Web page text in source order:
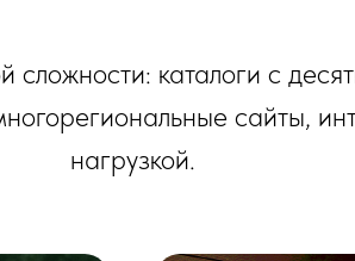
каталоги с
сайты,
нагрузкой.